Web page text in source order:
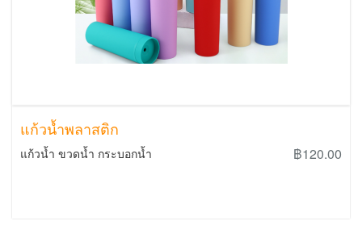
แก้วน้ำพลาสติก
แก้วน้ำ ขวดน้ำ กระบอกน้ำ ฿120.00